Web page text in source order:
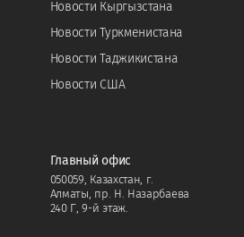
Новости Кыргызстана
Новости Туркменистана
Новости Таджикистана
Новости США
Главный офис
050059, Казахстан, г.
Алматы, пр. Н. Назарбаева
240 Г, 9-й этаж.